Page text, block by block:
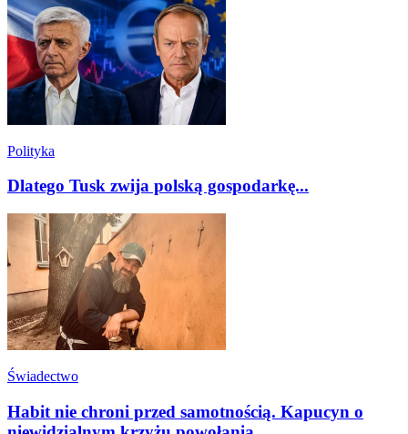
Polityka
Dlatego Tusk zwija polską gospodarkę...
Świadectwo
Habit nie chroni przed samotnością. Kapucyn o